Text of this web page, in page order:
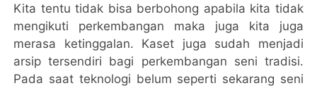
Kita tentu tidak bisa berbohong apabila kita tidak
mengikuti perkembangan maka juga kita juga
merasa ketinggalan. Kaset juga sudah menjadi
arsip tersendiri bagi perkembangan seni tradisi.
Pada saat teknologi belum seperti sekarang seni